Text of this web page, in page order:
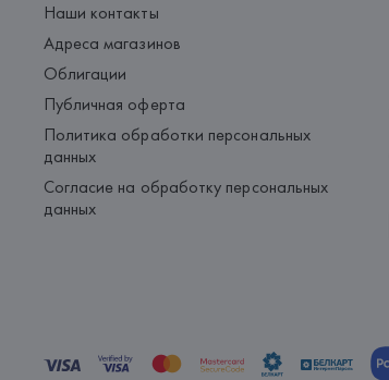
Наши контакты
Адреса магазинов
Облигации
Публичная оферта
Политика обработки персональных
данных
Согласие на обработку персональных
данных